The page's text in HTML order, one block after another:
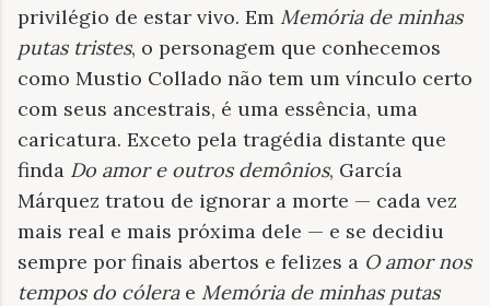
privilégio de estar vivo. Em Memória de minhas
putas tristes, o personagem que conhecemos
como Mustio Collado não tem um vínculo certo
com seus ancestrais, é uma essência, uma
caricatura. Exceto pela tragédia distante que
finda Do amor e outros demônios, García
Márquez tratou de ignorar a morte — cada vez
mais real e mais próxima dele — e se decidiu
sempre por finais abertos e felizes a O amor nos
tempos do cólerae Memória de minhas putas